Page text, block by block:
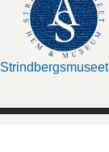
Strindbergsmuseet